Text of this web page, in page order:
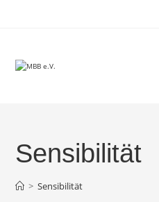
Sensibilität
> Sensibilität